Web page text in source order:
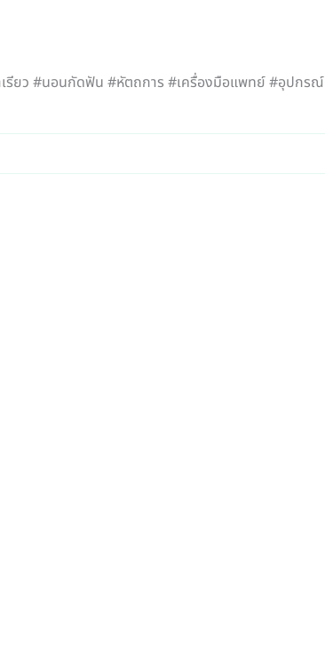
รียว #นอนกัดฟัน #หัตถการ #เครื่องมือแพทย์ #อุปกร